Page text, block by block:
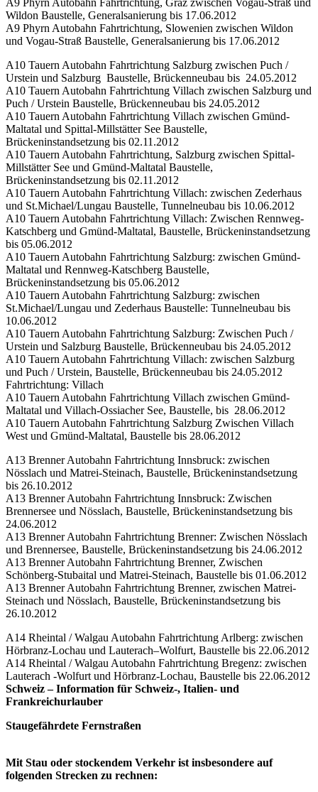
Wildon Baustelle, Generalsanierung bis 17.06.2012
A9 Phyrn Autobahn Fahrtrichtung, Slowenien zwischen Wildon
und Vogau-Straß Baustelle, Generalsanierung bis 17.06.2012
A10 Tauern Autobahn Fahrtrichtung Salzburg zwischen Puch /
Urstein und Salzburg Baustelle, Brückenneubau bis 24.05.2012
A10 Tauern Autobahn Fahrtrichtung Villach zwischen Salzburg und
Puch / Urstein Baustelle, Brückenneubau bis 24.05.2012
A10 Tauern Autobahn Fahrtrichtung Villach zwischen Gmünd-
Maltatal und Spittal-Millstätter See Baustelle,
Brückeninstandsetzung bis 02.11.2012
A10 Tauern Autobahn Fahrtrichtung, Salzburg zwischen Spittal-
Millstätter See und Gmünd-Maltatal Baustelle,
Brückeninstandsetzung bis 02.11.2012
A10 Tauern Autobahn Fahrtrichtung Villach: zwischen Zederhaus
und St.Michael/Lungau Baustelle, Tunnelneubau bis 10.06.2012
A10 Tauern Autobahn Fahrtrichtung Villach: Zwischen Rennweg-
Katschberg und Gmünd-Maltatal, Baustelle, Brückeninstandsetzung
bis 05.06.2012
A10 Tauern Autobahn Fahrtrichtung Salzburg: zwischen Gmünd-
Maltatal und Rennweg-Katschberg Baustelle,
Brückeninstandsetzung bis 05.06.2012
A10 Tauern Autobahn Fahrtrichtung Salzburg: zwischen
St.Michael/Lungau und Zederhaus Baustelle: Tunnelneubau bis
10.06.2012
A10 Tauern Autobahn Fahrtrichtung Salzburg: Zwischen Puch /
Urstein und Salzburg Baustelle, Brückenneubau bis 24.05.2012
A10 Tauern Autobahn Fahrtrichtung Villach: zwischen Salzburg
und Puch / Urstein, Baustelle, Brückenneubau bis 24.05.2012
Fahrtrichtung: Villach
A10 Tauern Autobahn Fahrtrichtung Villach zwischen Gmünd-
Maltatal und Villach-Ossiacher See, Baustelle, bis 28.06.2012
A10 Tauern Autobahn Fahrtrichtung Salzburg Zwischen Villach
West und Gmünd-Maltatal, Baustelle bis 28.06.2012
A13 Brenner Autobahn Fahrtrichtung Innsbruck: zwischen
Nösslach und Matrei-Steinach, Baustelle, Brückeninstandsetzung
bis 26.10.2012
A13 Brenner Autobahn Fahrtrichtung Innsbruck: Zwischen
Brennersee und Nösslach, Baustelle, Brückeninstandsetzung bis
24.06.2012
A13 Brenner Autobahn Fahrtrichtung Brenner: Zwischen Nösslach
und Brennersee, Baustelle, Brückeninstandsetzung bis 24.06.2012
A13 Brenner Autobahn Fahrtrichtung Brenner, Zwischen
Schönberg-Stubaital und Matrei-Steinach, Baustelle bis 01.06.2012
A13 Brenner Autobahn Fahrtrichtung Brenner, zwischen Matrei-
Steinach und Nösslach, Baustelle, Brückeninstandsetzung bis
26.10.2012
A14 Rheintal / Walgau Autobahn Fahrtrichtung Arlberg: zwischen
Hörbranz-Lochau und Lauterach–Wolfurt, Baustelle bis 22.06.2012
A14 Rheintal / Walgau Autobahn Fahrtrichtung Bregenz: zwischen
Lauterach -Wolfurt und Hörbranz-Lochau, Baustelle bis 22.06.2012
Schweiz – Information für Schweiz-, Italien- und
Frankreichurlauber
Staugefährdete Fernstraßen
Mit Stau oder stockendem Verkehr ist insbesondere auf
folgenden Strecken zu rechnen: